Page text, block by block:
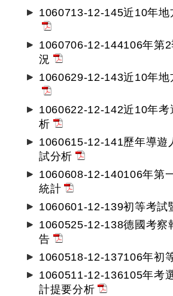
1060713-12-145近10年地
1060706-12-144106年第
況
1060629-12-143近10年地
1060622-12-142近10年考
析
1060615-12-141歷年導遊
試分析
1060608-12-140106年第
統計
1060601-12-139初等考試
1060525-12-138德國考察
告
1060518-12-137106年初
1060511-12-136105年考
計提要分析